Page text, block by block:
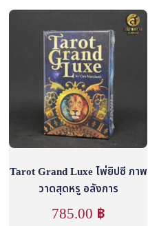
Tarot Grand Luxe ไพ่ยิปซี ภาพ
วาดสุดหรู อลังการ
785.00 ฿